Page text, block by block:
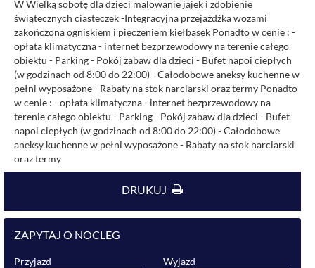
W Wielką sobotę dla dzieci malowanie jajek i zdobienie
świątecznych ciasteczek -Integracyjna przejażdżka wozami
zakończona ogniskiem i pieczeniem kiełbasek Ponadto w cenie : -
opłata klimatyczna - internet bezprzewodowy na terenie całego
obiektu - Parking - Pokój zabaw dla dzieci - Bufet napoi ciepłych
(w godzinach od 8:00 do 22:00) - Całodobowe aneksy kuchenne w
pełni wyposażone - Rabaty na stok narciarski oraz termy Ponadto
w cenie : - opłata klimatyczna - internet bezprzewodowy na
terenie całego obiektu - Parking - Pokój zabaw dla dzieci - Bufet
napoi ciepłych (w godzinach od 8:00 do 22:00) - Całodobowe
aneksy kuchenne w pełni wyposażone - Rabaty na stok narciarski
oraz termy
DRUKUJ
ZAPYTAJ O NOCLEG
Przyjazd Wyjazd